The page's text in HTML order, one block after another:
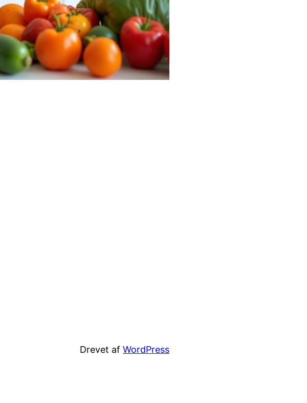
Drevet afWordPress